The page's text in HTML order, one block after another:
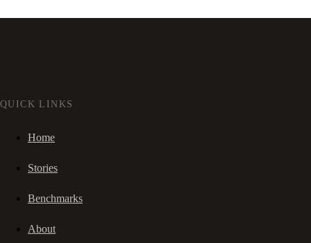
QUICK LINKS
Home
Stories
Benchmarks
About